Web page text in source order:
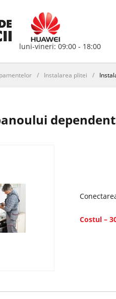
luni-vineri: 09:00 - 18:00
/ Instalarea plitei /
Costul –